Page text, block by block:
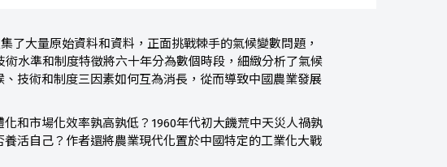
了大量原始資料和資料，正面挑戰棘手的氣候變數問題，
水準和制度特徵將六十年分為數個時段，細緻分析了氣候
技術和制度三因素如何互為消長，從而導致中國農業發展
和市場化效率孰高孰低？1960年代初大饑荒中天災人禍孰
活自己？作者還將農業現代化置於中國特定的工業化大戰